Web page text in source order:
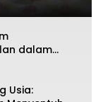
dalam
Usia: